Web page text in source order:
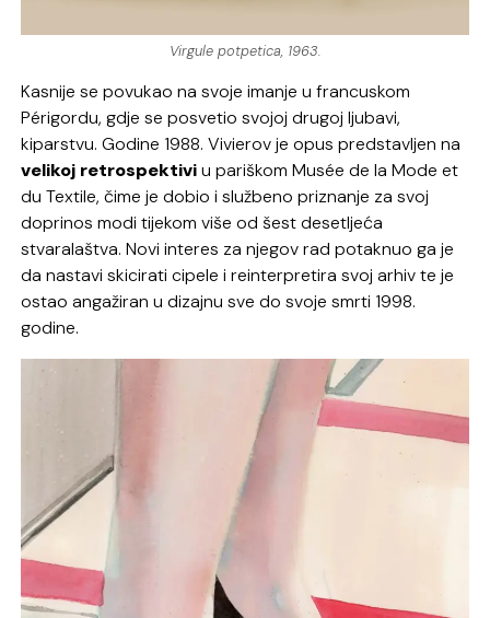
Virgule potpetica, 1963.
Kasnije se povukao na svoje imanje u francuskom
Périgordu, gdje se posvetio svojoj drugoj ljubavi,
kiparstvu. Godine 1988. Vivierov je opus predstavljen na
velikoj retrospektiviu pariškom Musée de la Mode et
du Textile, čime je dobio i službeno priznanje za svoj
doprinos modi tijekom više od šest desetljeća
stvaralaštva. Novi interes za njegov rad potaknuo ga je
da nastavi skicirati cipele i reinterpretira svoj arhiv te je
ostao angažiran u dizajnu sve do svoje smrti 1998.
godine.